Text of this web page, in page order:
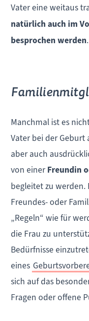
Vater eine weitaus
natürlich auch im
besprochen werden.
Manchmal ist es
Vater bei der Geburt
aber auch
von einer Freundin
begleitet zu werden.
Freundes- oder
„Regeln“ wie für
die Frau zu
Bedürfnisse
eines
sich auf das
Fragen oder offene